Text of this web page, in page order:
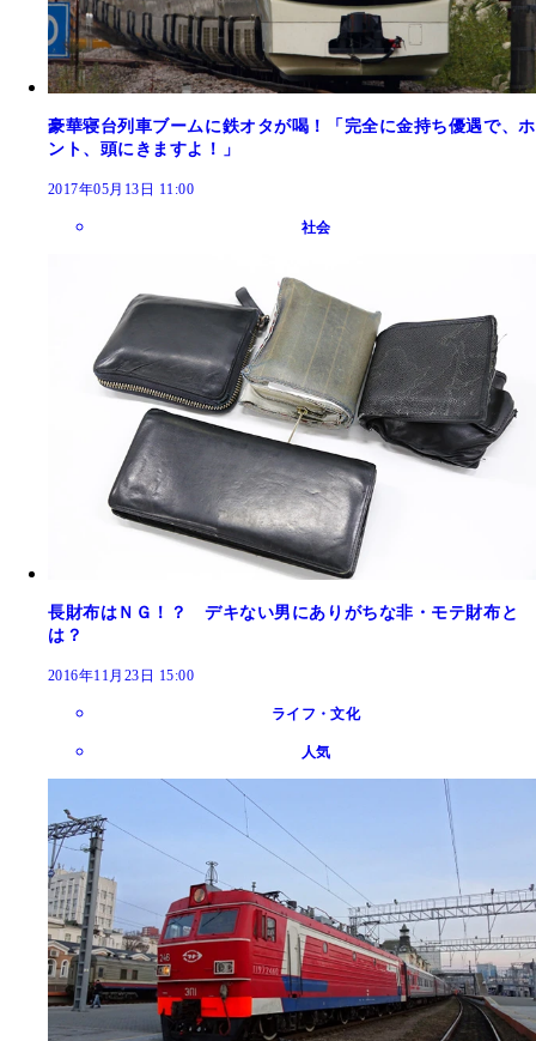
豪華寝台列車ブームに鉄オタが喝！「完全に金持ち優遇で、ホ
ント、頭にきますよ！」
2017年05月13日 11:00
社会
長財布はＮＧ！？ デキない男にありがちな非・モテ財布と
は？
2016年11月23日 15:00
ライフ・文化
人気